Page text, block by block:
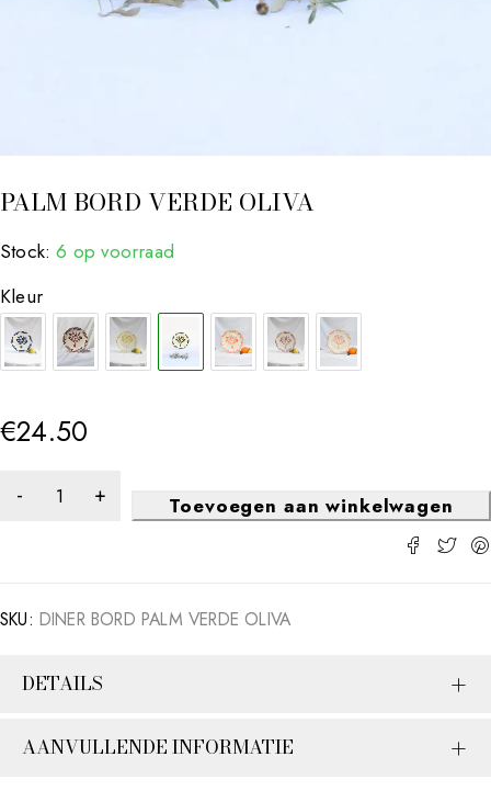
PALM BORD VERDE OLIVA
Stock: 6 op voorraad
Kleur
€24.50
Toevoegen aan winkelwagen
SKU: DINER BORD PALM VERDE OLIVA
DETAILS
AANVULLENDE INFORMATIE